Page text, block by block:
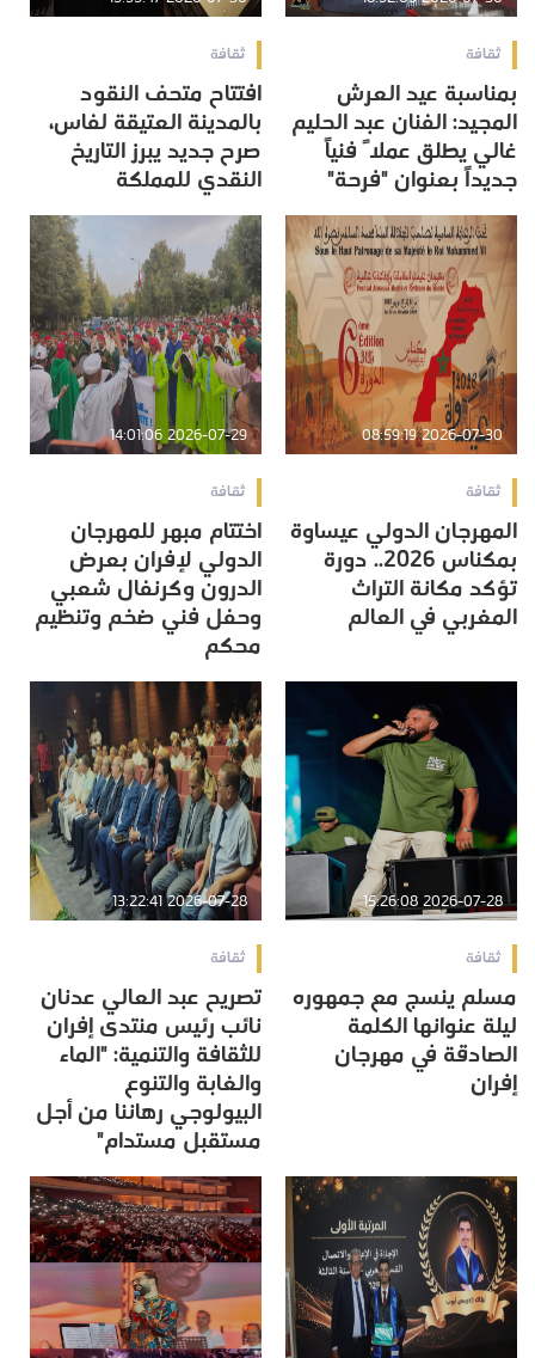
ثقافة
بمناسبة عيد العرش
المجيد: الفنان عبد الحليم
غالي يطلق عملاً فنياً
جديداً بعنوان "فرحة"
ثقافة
افتتاح متحف النقود
بالمدينة العتيقة لفاس،
صرح جديد يبرز التاريخ
النقدي للمملكة
2026-07-30 08:59:19
ثقافة
المهرجان الدولي عيساوة
بمكناس 2026.. دورة
تؤكد مكانة التراث
المغربي في العالم
2026-07-29 14:01:06
ثقافة
اختتام مبهر للمهرجان
الدولي لإفران بعرض
الدرون وكرنفال شعبي
وحفل فني ضخم وتنظيم
محكم
2026-07-28 15:26:08
ثقافة
مسلم ينسج مع جمهوره
ليلة عنوانها الكلمة
الصادقة في مهرجان
إفران
2026-07-28 13:22:41
ثقافة
تصريح عبد العالي عدنان
نائب رئيس منتدى إفران
للثقافة والتنمية: "الماء
والغابة والتنوع
البيولوجي رهاننا من أجل
مستقبل مستدام"